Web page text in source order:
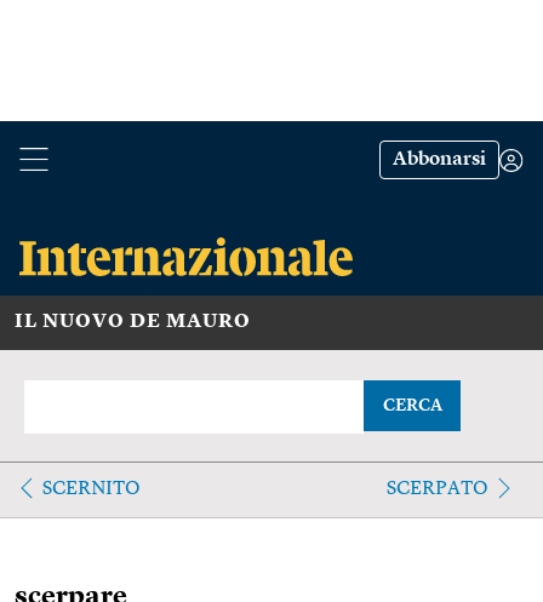
Abbonarsi
IL NUOVO DE MAURO
CERCA
SCERNITO SCERPATO
scerpare